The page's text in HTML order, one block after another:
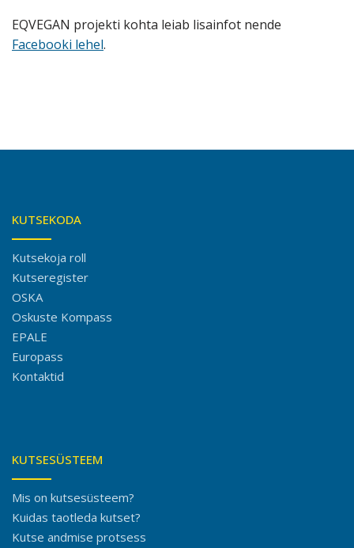
EQVEGAN projekti kohta leiab lisainfot nende
Facebooki lehel.
KUTSEKODA
Kutsekoja roll
Kutseregister
OSKA
Oskuste Kompass
EPALE
Europass
Kontaktid
KUTSESÜSTEEM
Mis on kutsesüsteem?
Kuidas taotleda kutset?
Kutse andmise protsess